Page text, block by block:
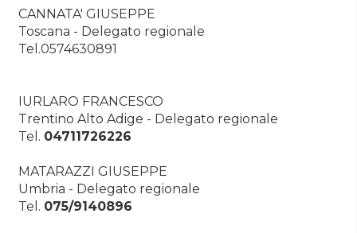
CANNATA' GIUSEPPE
Toscana - Delegato regionale
Tel.0574630891
IURLARO FRANCESCO
Trentino Alto Adige - Delegato regionale
Tel. 04711726226
MATARAZZI GIUSEPPE
Umbria - Delegato regionale
Tel. 075/9140896